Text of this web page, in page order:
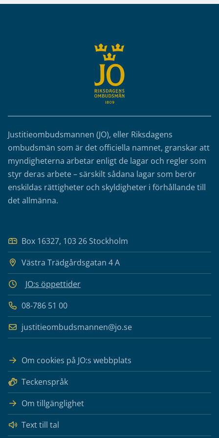
Justitieombudsmannen (JO), eller Riksdagens
ombudsmän som är det officiella namnet, granskar att
myndigheterna arbetar enligt de lagar och regler som
styr deras arbete – särskilt sådana lagar som berör
enskildas rättigheter och skyldigheter i förhållande till
det allmänna.
Box 16327, 103 26 Stockholm
Västra Trädgårdsgatan 4 A
JO:s öppettider
08-786 51 00
justitieombudsmannen@jo.se
Om cookies på JO:s webbplats
Teckenspråk
Om tillgänglighet
Text till tal